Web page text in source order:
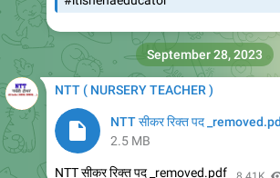
NTT ( NURSERY TEACHER )
NTT सीकर रिक्त पद _removed.pdf
NTT सीकर रिक्त पद _removed.pdf
September 28, 2023
October 27, 2023